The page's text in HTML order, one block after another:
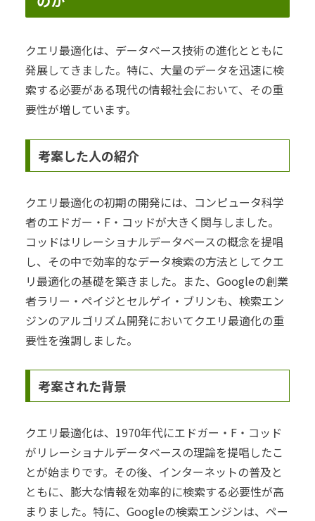
クエリ最適化は、データベース技術の進化とともに
発展してきました。特に、大量のデータを迅速に検
索する必要がある現代の情報社会において、その重
要性が増しています。
考案した人の紹介
クエリ最適化の初期の開発には、コンピュータ科学
者のエドガー・F・コッドが大きく関与しました。
コッドはリレーショナルデータベースの概念を提唱
し、その中で効率的なデータ検索の方法としてクエ
リ最適化の基礎を築きました。また、Googleの創業
者ラリー・ペイジとセルゲイ・ブリンも、検索エン
ジンのアルゴリズム開発においてクエリ最適化の重
要性を強調しました。
考案された背景
クエリ最適化は、1970年代にエドガー・F・コッド
がリレーショナルデータベースの理論を提唱したこ
とが始まりです。その後、インターネットの普及と
ともに、膨大な情報を効率的に検索する必要性が高
まりました。特に、Googleの検索エンジンは、ペー